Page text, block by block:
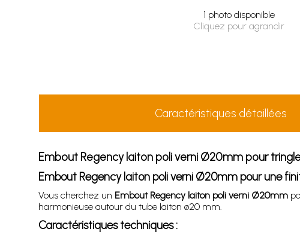
1 photo disponible
Cliquez pour agrandir
Caractéristiques détaillées
Embout Regency laiton poli verni Ø20mm pour
Embout Regency laiton poli verni Ø20mm pour une
Vous cherchez un Embout Regency laiton poli verni Ø20mm
harmonieuse autour du tube laiton ø20 mm.
Caractéristiques techniques :